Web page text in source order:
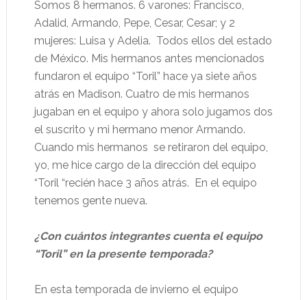
Somos 8 hermanos. 6 varones: Francisco,
Adalid, Armando, Pepe, Cesar, Cesar; y 2
mujeres: Luisa y Adelia. Todos ellos del estado
de México. Mis hermanos antes mencionados
fundaron el equipo “Toril” hace ya siete años
atrás en Madison. Cuatro de mis hermanos
jugaban en el equipo y ahora solo jugamos dos
el suscrito y mi hermano menor Armando.
Cuando mis hermanos se retiraron del equipo,
yo, me hice cargo de la dirección del equipo
“Toril “recién hace 3 años atrás. En el equipo
tenemos gente nueva.
¿Con cuántos integrantes cuenta el equipo
“Toril” en la presente temporada?
En esta temporada de invierno el equipo